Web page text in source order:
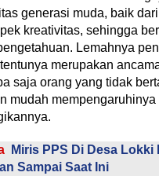
generasi muda, baik
kreativitas, sehingga
Lemahnya
merupakan
saja orang yang tidak
mudah
Miris PPS Di Desa
Sampai Saat Ini